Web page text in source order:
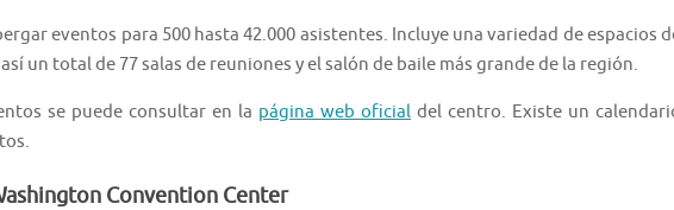
eventos para 500 hasta 42.000 asistentes. Incluye una variedad de espacios
un total de 77 salas de reuniones y el salón de baile más grande de la región.
se puede consultar en la página web oficial del centro. Existe un
Convention Center